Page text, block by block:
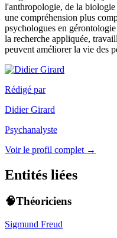
l'anthropologie, de la
une compréhension plus
psychologues en
la recherche appliquée,
peuvent améliorer la vie des
Rédigé par
Didier Girard
Psychanalyste
Voir le profil complet →
Entités liées
🧠Théoriciens
Sigmund Freud